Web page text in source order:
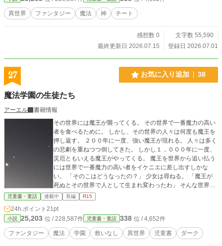
異世界 ファンタジー 魔法 神 チート
感想数 0
文字数 55,590
最終更新日 2026.07.15
登録日 2026.07.01
27 お気に入り追加 38
魔法学園の生徒たち
アーエル
書籍情報
その世界には魔王が襲ってくる。 その世界で一番魔力の高い
者を食べるために。 しかし、その世界の人々は何度も魔王を
押し返す。 ２００年に一度、強い魔王が現れる。 人々は多く
の悲劇を重ねつつ倒してきた。 しかし１，０００年に一度、
災厄ともいえる魔王がやってくる。 魔王を世界から追い払う
には世界で一番魔力の高い者をイケニエに差し出すしかな
い。 「そのこはどうなったの？」 少女は尋ねる。 「魔王が
死ぬとその世界で人として生まれ変わったわ」 そんな世界の
物語。 ☆☆☆ （たぶん）週一公開（予定） 他社でも同時公
開
児童書・童話 連載中 長編 R15
24h.ポイント 21pt
小説 25,203 位 / 228,587件 児童書・童話 338 位 / 4,652件
ファンタジー 魔法 学園 救いなし 異世界 児童書 ダーク